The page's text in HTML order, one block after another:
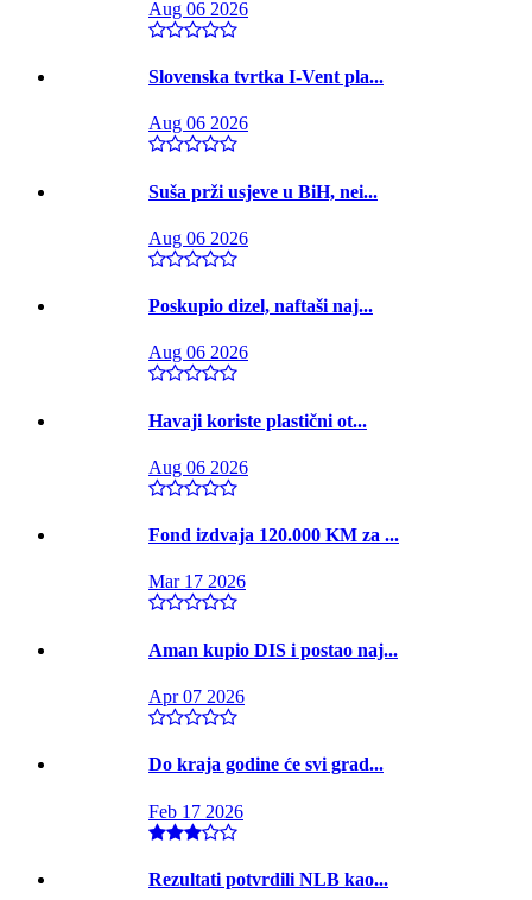
Aug 06 2026
Slovenska tvrtka I-Vent pla...
Aug 06 2026
Suša prži usjeve u BiH, nei...
Aug 06 2026
Poskupio dizel, naftaši naj...
Aug 06 2026
Havaji koriste plastični ot...
Aug 06 2026
Fond izdvaja 120.000 KM za ...
Mar 17 2026
Aman kupio DIS i postao naj...
Apr 07 2026
Do kraja godine će svi grad...
Feb 17 2026
Rezultati potvrdili NLB kao...